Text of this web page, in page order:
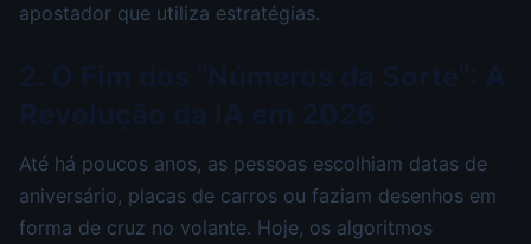
apostador que utiliza estratégias.
Até há poucos anos, as pessoas escolhiam datas de
aniversário, placas de carros ou faziam desenhos em
forma de cruz no volante. Hoje, os algoritmos